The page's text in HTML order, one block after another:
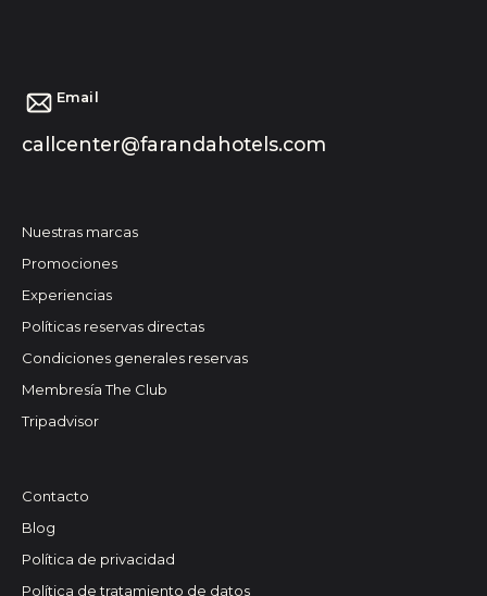
Email
callcenter@farandahotels.com
Nuestras marcas
Promociones
Experiencias
Políticas reservas directas
Condiciones generales reservas
Membresía The Club
Tripadvisor
Contacto
Blog
Política de privacidad
Política de tratamiento de datos